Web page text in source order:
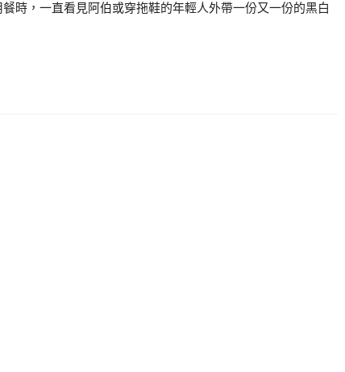
時，一直看見阿伯或穿拖鞋的年輕人外帶一份又一份的黑白